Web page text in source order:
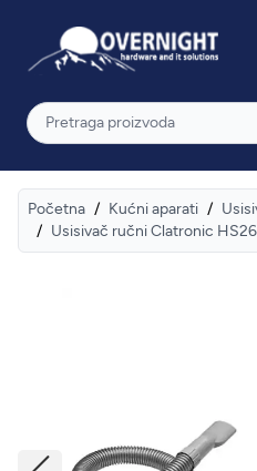
Overnight
Pretraga
Početna / Kućni aparati /
/ Usisivač ručni Clatronic